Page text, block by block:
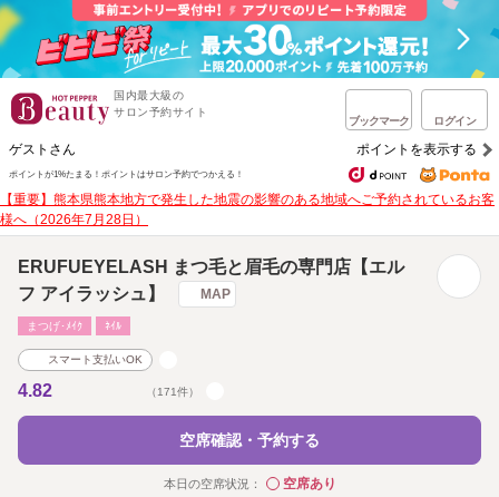
国内最大級の
サロン予約サイト
ブックマーク ログイン
ゲストさん ポイントを表示する
ポイントが1%たまる！ ポイントはサロン予約でつかえる！
【重要】熊本県熊本地方で発生した地震の影響のある地域へご予約されているお客
様へ（2026年7月28日）
ERUFUEYELASH まつ毛と眉毛の専門店【エル
フ アイラッシュ】
MAP
まつげ･ﾒｲｸ ﾈｲﾙ
スマート支払いOK
4.82 （171件）
空席確認・予約する
本日の空席状況： ◯空席あり